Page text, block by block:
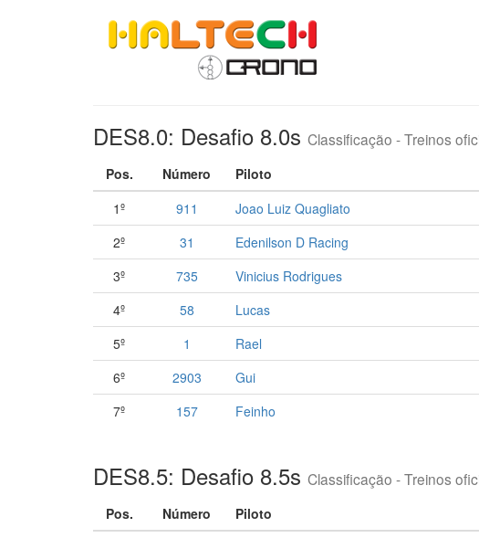
DES8.0: Desafio 8.0s Classificação - Treinos
Pos. Número Piloto
1º
911 Joao Luiz Quagliato
2º
31 Edenilson D Racing
3º
735 Vinicius Rodrigues
4º
58 Lucas
5º
1 Rael
6º
2903 Gui
7º
157 Feinho
DES8.5: Desafio 8.5s Classificação - Treinos
Pos. Número Piloto